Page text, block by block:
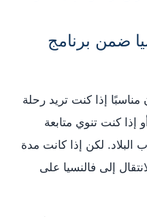
ضمن برنامج
إذا كنت تريد رحلة
إذا كنت تنوي متابعة
البلاد. لكن إذا كانت مدة
إلى فالنسيا على